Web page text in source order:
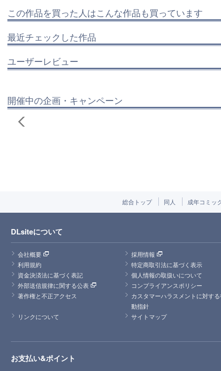
この作品を買った人はこんな作品も買っています
最近チェックした作品
ユーザーレビュー
開催中の企画・キャンペーン
総合トップ 同人 成年コミッ
DLsiteについて
会社概要
採用情報
利用規約
特定商取引法に基づく表示
資金決済法に基づく表記
個人情報の取扱いについて
外部送信規律に関する公表
コンプライアンスポリシー
著作権と不正アクセス
カスタマーハラスメントに対す
動指針
リンクについて
サイトマップ
お支払い&ポイント